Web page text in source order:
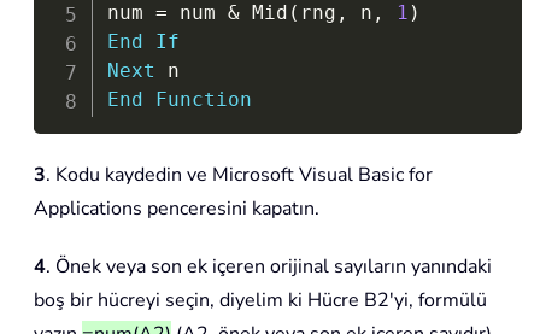
num = num & Mid ( rng , n , 1 )
End
If
Next
End
Function
3. Kodu kaydedin ve Microsoft Visual Basic for
Applications penceresini kapatın.
4. Önek veya son ek içeren orijinal sayıların yanındaki
boş bir hücreyi seçin, diyelim ki Hücre B2'yi, formülü